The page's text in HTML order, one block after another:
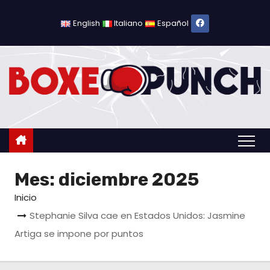
l
d
English Italiano Español
Mes: diciembre 2025
Inicio
Stephanie Silva cae en Estados Unidos: Jasmine
Artiga se impone por puntos